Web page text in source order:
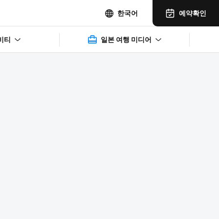
티 일본 여행 미디어
한국어 예약확인